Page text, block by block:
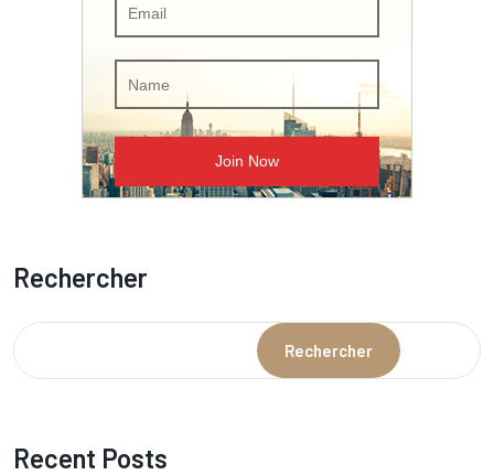
Rechercher
Rechercher
Recent Posts